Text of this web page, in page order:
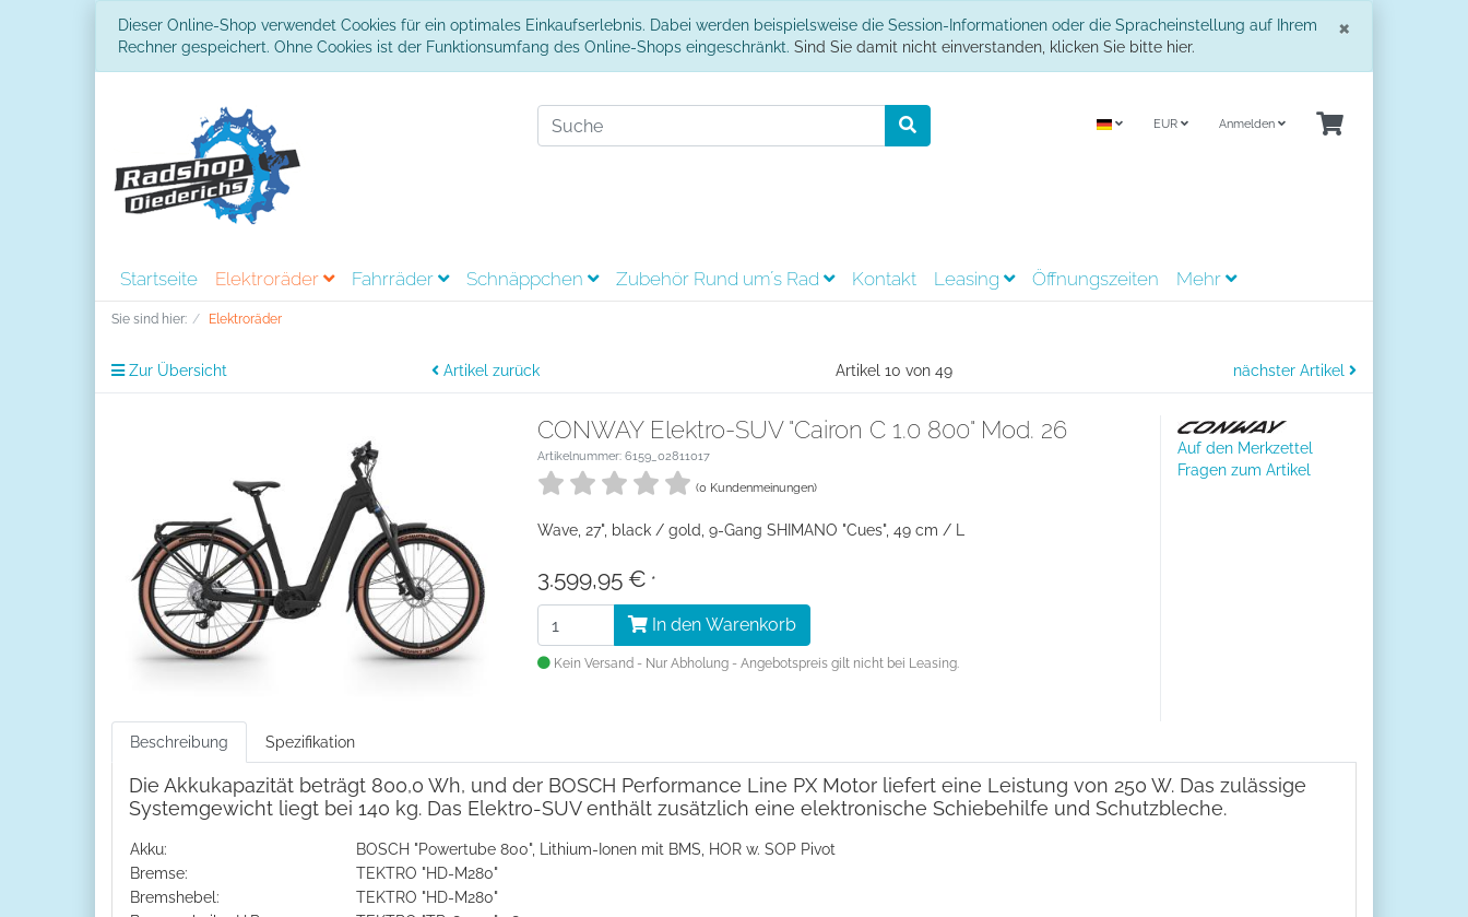
×
Dieser Online-Shop verwendet Cookies für ein optimales Einkaufserlebnis. Dabei werden beispielsweise die Session-Informationen oder die Spracheinstellung auf Ihrem
Rechner gespeichert. Ohne Cookies ist der Funktionsumfang des Online-Shops eingeschränkt. Sind Sie damit nicht einverstanden, klicken Sie bitte hier.
EUR Anmelden
Startseite Elektroräder Fahrräder Schnäppchen Zubehör Rund um´s Rad Kontakt Leasing Öffnungszeiten Mehr
Sie sind hier: Elektroräder
Zur Übersicht Artikel zurück Artikel 10 von 49 nächster Artikel
CONWAY Elektro-SUV "Cairon C 1.0 800" Mod. 26
Artikelnummer: 6159_02811017
(0 Kundenmeinungen)
Wave, 27", black / gold, 9-Gang SHIMANO "Cues", 49 cm / L
3.599,95 € *
In den Warenkorb
Kein Versand - Nur Abholung - Angebotspreis gilt nicht bei Leasing.
Auf den Merkzettel
Fragen zum Artikel
Beschreibung Spezifikation
Die Akkukapazität beträgt 800,0 Wh, und der BOSCH Performance Line PX Motor liefert eine Leistung von 250 W. Das zulässige
Systemgewicht liegt bei 140 kg. Das Elektro-SUV enthält zusätzlich eine elektronische Schiebehilfe und Schutzbleche.
Akku:
BOSCH "Powertube 800", Lithium-Ionen mit BMS, HOR w. SOP Pivot
Bremse:
TEKTRO "HD-M280"
Bremshebel:
TEKTRO "HD-M280"